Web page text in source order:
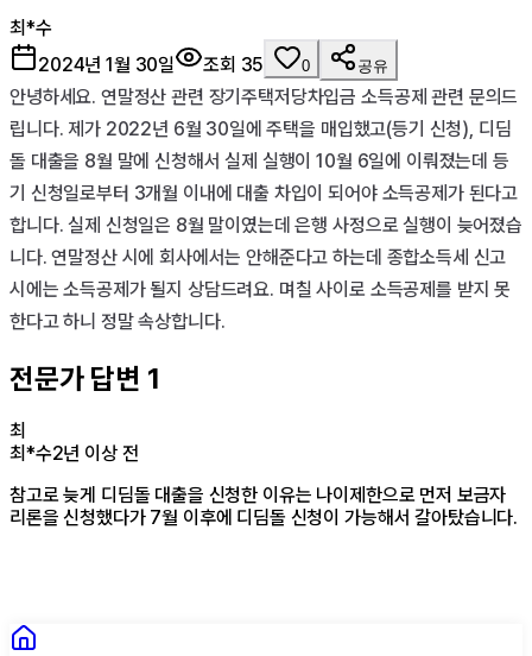
최*수
2024년 1월 30일
조회 35 0 공유
안녕하세요. 연말정산 관련 장기주택저당차입금 소득공제 관련 문의드
립니다. 제가 2022년 6월 30일에 주택을 매입했고(등기 신청), 디딤
돌 대출을 8월 말에 신청해서 실제 실행이 10월 6일에 이뤄졌는데 등
기 신청일로부터 3개월 이내에 대출 차입이 되어야 소득공제가 된다고
합니다. 실제 신청일은 8월 말이였는데 은행 사정으로 실행이 늦어졌습
니다. 연말정산 시에 회사에서는 안해준다고 하는데 종합소득세 신고
시에는 소득공제가 될지 상담드려요. 며칠 사이로 소득공제를 받지 못
한다고 하니 정말 속상합니다.
전문가 답변 1
최
최*수2년 이상 전
참고로 늦게 디딤돌 대출을 신청한 이유는 나이제한으로 먼저 보금자
리론을 신청했다가 7월 이후에 디딤돌 신청이 가능해서 갈아탔습니다.